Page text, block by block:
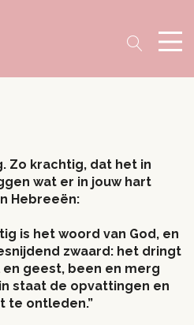
Zo krachtig, dat het in
wat er in jouw hart
Hebreeën:
is het woord van God, en
zwaard: het dringt
geest, been en merg
staat de opvattingen en
te ontleden.”